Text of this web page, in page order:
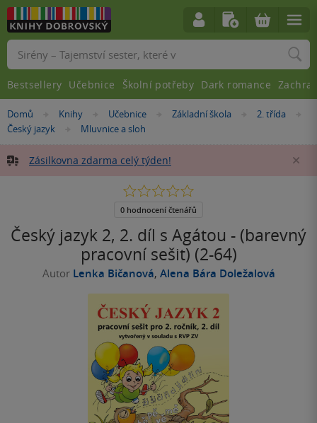
Nacházíte
se
Domů »Knihy »Učebnice »
Základní škola »
2. třída
Český jazyk »
Mluvnice a sloh
Zásilkovna zdarma celý týden!
Český jazyk 2, 2. díl s Agátou - (barevný
pracovní sešit) (2-64)
Autor Lenka Bičanová, Alena Bára Doležalová
0.0
5
0 hodnocení čtenářů
Vyhledávání
Bestsellery Učebnice Školní potřeby Dark romance